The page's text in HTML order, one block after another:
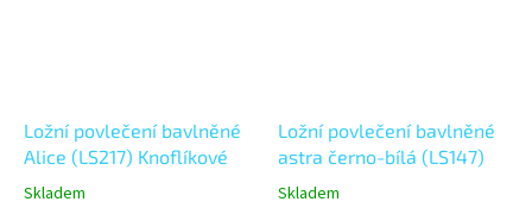
Ložní povlečení bavlněné
Alice (LS217) Knoflíkové
Skladem
Ložní povlečení bavlněné
astra černo-bílá (LS147)
Skladem